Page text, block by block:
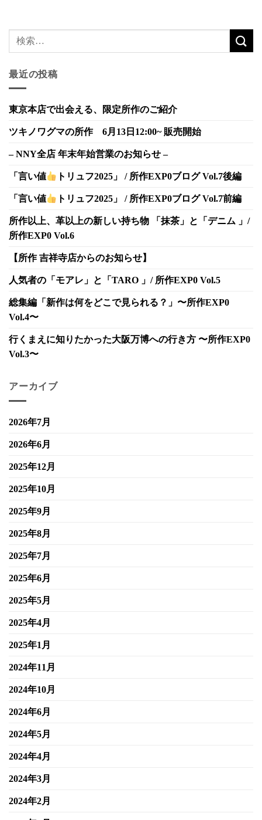
最近の投稿
東京本店で出会える、限定所作のご紹介
ツキノワグマの所作 6月13日12:00~ 販売開始
– NNY全店 年末年始営業のお知らせ –
「言い値 トリュフ2025」 / 所作EXP0ブログ Vol.7後編
「言い値 トリュフ2025」 / 所作EXP0ブログ Vol.7前編
所作以上、革以上の新しい持ち物 「抹茶」と「デニム 」/
所作EXP0 Vol.6
【所作 吉祥寺店からのお知らせ】
人気者の「モアレ」と「TARO 」/ 所作EXP0 Vol.5
総集編「新作は何をどこで見られる？」〜所作EXP0
Vol.4〜
行くまえに知りたかった大阪万博への行き方 〜所作EXP0
Vol.3〜
アーカイブ
2026年7月
2026年6月
2025年12月
2025年10月
2025年9月
2025年8月
2025年7月
2025年6月
2025年5月
2025年4月
2025年1月
2024年11月
2024年10月
2024年6月
2024年5月
2024年4月
2024年3月
2024年2月